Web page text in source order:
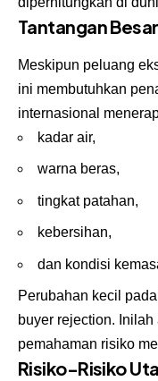
Tantangan
Meskipun peluang
ini membutuhkan
internasional
kadar air,
warna beras,
tingkat patahan,
kebersihan,
dan kondisi
Perubahan kecil
buyer rejection.
pemahaman risiko
Risiko-Risiko